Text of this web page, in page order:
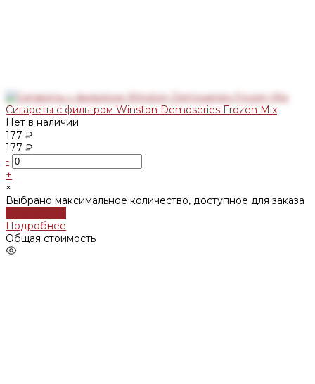
Сигареты с фильтром Winston Demoseries Frozen Mix
Нет в наличии
177 ₽
177 ₽
-
+
×
Выбрано максимальное количество, доступное для заказа
Подробнее
Общая стоимость